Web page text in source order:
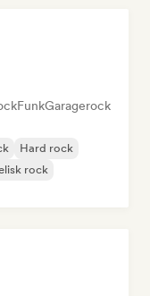
FunkGaragerock
Hard rock
rock